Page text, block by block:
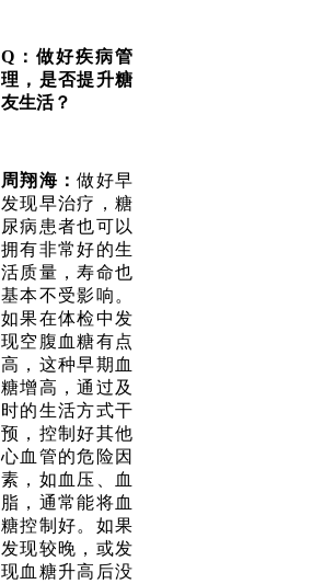
Q：做好疾病管
理，是否提升糖
友生活？
周翔海：做好早
发现早治疗，糖
尿病患者也可以
拥有非常好的生
活质量，寿命也
基本不受影响。
如果在体检中发
现空腹血糖有点
高，这种早期血
糖增高，通过及
时的生活方式干
预，控制好其他
心血管的危险因
素，如血压、血
脂，通常能将血
糖控制好。如果
发现较晚，或发
现血糖升高后没